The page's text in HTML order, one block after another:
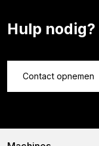
Hulp nodig?
Contact opnemen